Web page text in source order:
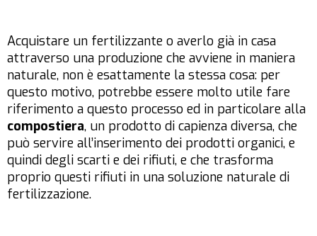
Acquistare un fertilizzante o averlo già in casa
attraverso una produzione che avviene in maniera
naturale, non è esattamente la stessa cosa: per
questo motivo, potrebbe essere molto utile fare
riferimento a questo processo ed in particolare alla
compostiera, un prodotto di capienza diversa, che
può servire all’inserimento dei prodotti organici, e
quindi degli scarti e dei rifiuti, e che trasforma
proprio questi rifiuti in una soluzione naturale di
fertilizzazione.